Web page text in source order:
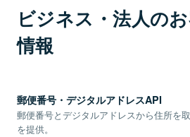
ビジネス・法人の
情報
郵便番号・デジタルアドレスAPI
郵便番号とデジタルアドレスから住所を
を提供。